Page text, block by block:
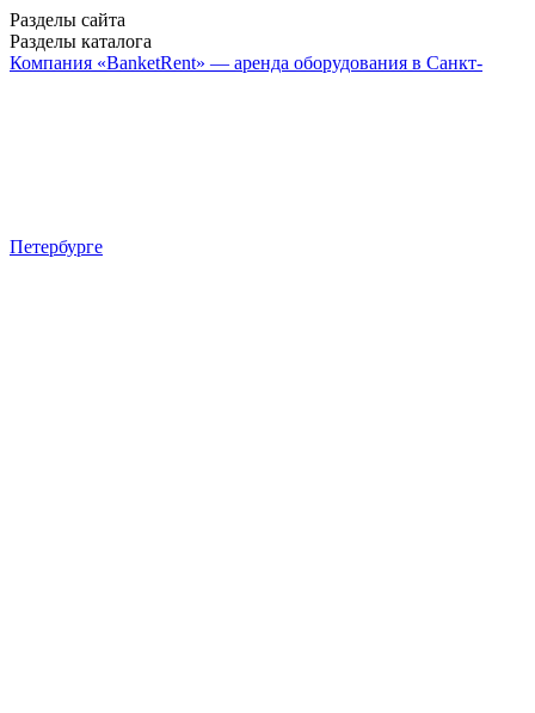
Разделы сайта
Разделы каталога
Компания «BanketRent» — аренда оборудования в Санкт-
Петербурге